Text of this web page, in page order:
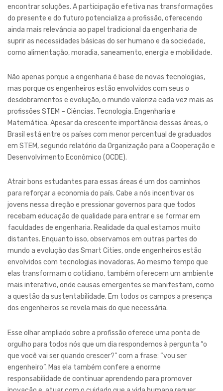
encontrar soluções. A participação efetiva nas transformações
do presente e do futuro potencializa a profissão, oferecendo
ainda mais relevância ao papel tradicional da engenharia de
suprir as necessidades básicas do ser humano e da sociedade,
como alimentação, moradia, saneamento, energia e mobilidade.
Não apenas porque a engenharia é base de novas tecnologias,
mas porque os engenheiros estão envolvidos com seus o
desdobramentos e evolução, o mundo valoriza cada vez mais as
profissões STEM – Ciências, Tecnologia, Engenharia e
Matemática. Apesar da crescente importância dessas áreas, o
Brasil está entre os países com menor percentual de graduados
em STEM, segundo relatório da Organização para a Cooperação e
Desenvolvimento Econômico (OCDE).
Atrair bons estudantes para essas áreas é um dos caminhos
para reforçar a economia do país. Cabe a nós incentivar os
jovens nessa direção e pressionar governos para que todos
recebam educação de qualidade para entrar e se formar em
faculdades de engenharia. Realidade da qual estamos muito
distantes. Enquanto isso, observamos em outras partes do
mundo a evolução das Smart Cities, onde engenheiros estão
envolvidos com tecnologias inovadoras. Ao mesmo tempo que
elas transformam o cotidiano, também oferecem um ambiente
mais interativo, onde causas emergentes se manifestam, como
a questão da sustentabilidade. Em todos os campos a presença
dos engenheiros se revela mais do que necessária.
Esse olhar ampliado sobre a profissão oferece uma ponta de
orgulho para todos nós que um dia respondemos à pergunta “o
que você vai ser quando crescer?” com a frase: “vou ser
engenheiro”. Mas ela também confere a enorme
responsabilidade de continuar aprendendo para promover